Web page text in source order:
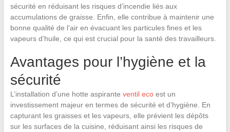
sécurité en réduisant les risques d’incendie liés aux
accumulations de graisse. Enfin, elle contribue à maintenir une
bonne qualité de l’air en évacuant les particules fines et les
vapeurs d’huile, ce qui est crucial pour la santé des travailleurs.
Avantages pour l’hygiène et la
sécurité
L’installation d’une hotte aspirante ventil ecoest un
investissement majeur en termes de sécurité et d’hygiène. En
capturant les graisses et les vapeurs, elle prévient les dépôts
sur les surfaces de la cuisine, réduisant ainsi les risques de